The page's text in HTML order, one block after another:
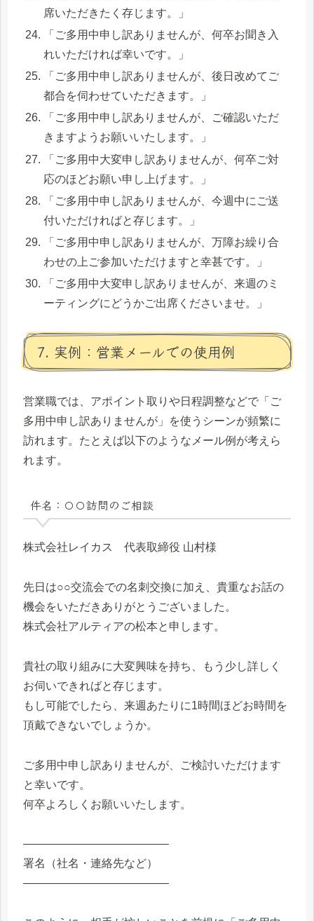
席いただきたく存じます。」
「ご多用中申し訳ありませんが、何卒お聞き入
れいただければ幸いです。」
「ご多用中申し訳ありませんが、後日改めてご
都合を伺わせていただきます。」
「ご多用中申し訳ありませんが、ご確認いただ
きますようお願いいたします。」
「ご多用中大変申し訳ありませんが、何卒ご対
応のほどお願い申し上げます。」
「ご多用中申し訳ありませんが、今週中にご送
付いただければと存じます。」
「ご多用中申し訳ありませんが、万障お繰り合
わせの上ご参加いただけますと幸甚です。」
「ご多用中大変申し訳ありませんが、来週のミ
ーティングにどうかご出席くださいませ。」
7. 実例：営業メールでの使用例
営業職では、アポイント取りや日程調整などで「ご
多用中申し訳ありませんが」を使うシーンが頻繁に
訪れます。たとえば以下のようなメール例が考えら
れます。
件名：〇〇訪問のご相談
株式会社レイカス 代表取締役 山村様
先日は○○交流会での名刺交換に加え、貴重なお話の
機会をいただきありがとうございました。
株式会社アルティアの松本と申します。
貴社の取り組みに大変興味を持ち、もう少し詳しく
お伺いできればと存じます。
もし可能でしたら、来週あたりに1時間ほどお時間を
頂戴できないでしょうか。
ご多用中申し訳ありませんが、ご検討いただけます
と幸いです。
何卒よろしくお願いいたします。
―――――――――――――
署名（社名・連絡先など）
―――――――――――――